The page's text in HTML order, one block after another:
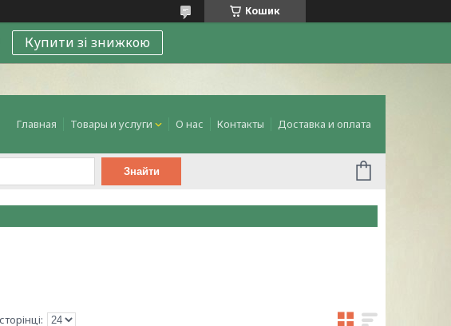
Кошик
Купити зі знижкою
Главная Товары и услуги О нас Контакты Доставка и оплата
Знайти